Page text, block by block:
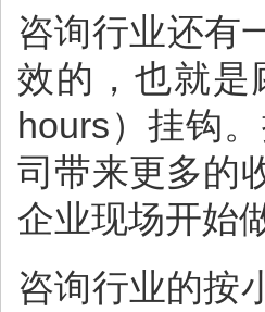
咨询行业还有
效的，也就是
hours）挂钩
司带来更多的
企业现场开始
咨询行业的按